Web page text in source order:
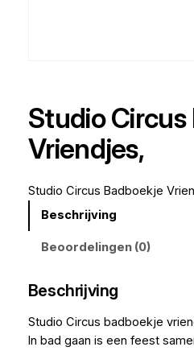
Studio
Vriendjes,
Studio Circus Badboekje
Beschrijving
Beoordelingen (0)
Beschrijving
Studio Circus badboekje
In bad gaan is een feest